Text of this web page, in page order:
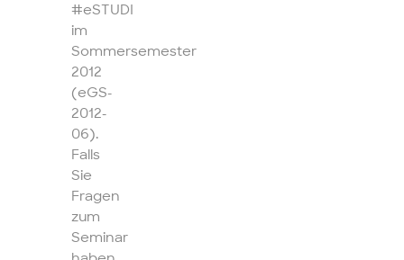
#eSTUDI
im
Sommersemester
2012
(eGS-
2012-
06).
Falls
Sie
Fragen
zum
Seminar